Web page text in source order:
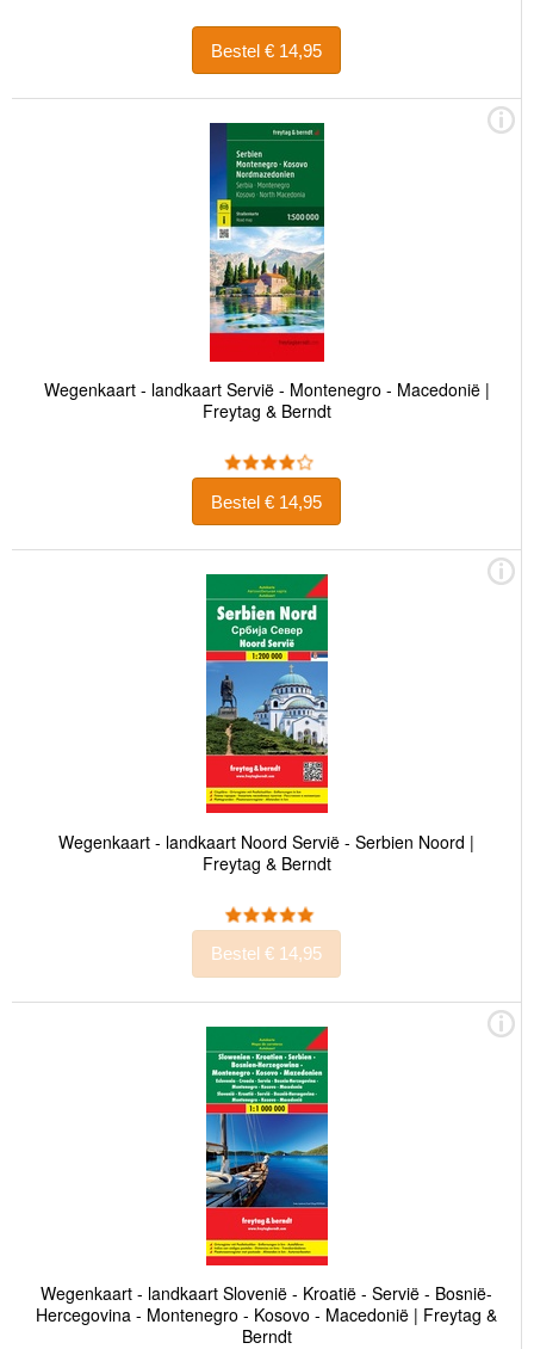
Bestel € 14,95
Wegenkaart - landkaart Servië - Montenegro - Macedonië |
Freytag & Berndt
Bestel € 14,95
Wegenkaart - landkaart Noord Servië - Serbien Noord |
Freytag & Berndt
Bestel € 14,95
Wegenkaart - landkaart Slovenië - Kroatië - Servië - Bosnië-
Hercegovina - Montenegro - Kosovo - Macedonië | Freytag &
Berndt